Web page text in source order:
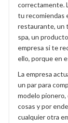
correctamente.
tu recomiendas
restaurante, un
spa, un
empresa si te
ello, porque en
La empresa
un par para
modelo pionero,
cosas y por
cualquier otra